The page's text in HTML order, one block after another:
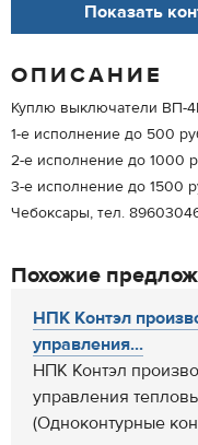
Показать
ОПИСАНИЕ
Куплю выключатели ВП-
1-е исполнение до 500
2-е исполнение до 1000
3-е исполнение до 1500
Чебоксары, тел.
Похожие
НПК Контэл
управления...
НПК Контэл
управления
(Одноконтурные